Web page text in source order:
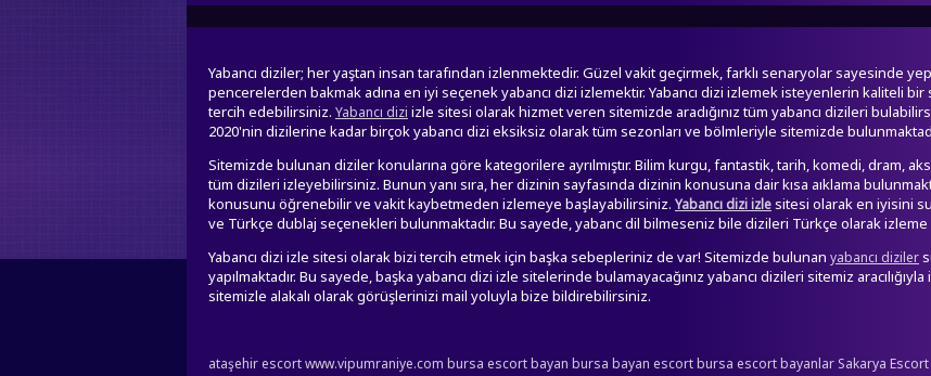
Yabancı diziler; her yaştan insan tarafından izlenmektedir. Güzel vakit geçirmek, farklı senaryolar sayesinde
pencerelerden bakmak adına en iyi seçenek yabancı dizi izlemektir. Yabancı dizi izlemek isteyenlerin kaliteli
tercih edebilirsiniz. Yabancı dizi izle sitesi olarak hizmet veren sitemizde aradığınız tüm yabancı dizileri
2020'nin dizilerine kadar birçok yabancı dizi eksiksiz olarak tüm sezonları ve bölmleriyle sitemizde
Sitemizde bulunan diziler konularına göre kategorilere ayrılmıştır. Bilim kurgu, fantastik, tarih, komedi, dram,
tüm dizileri izleyebilirsiniz. Bunun yanı sıra, her dizinin sayfasında dizinin konusuna dair kısa aıklama
konusunu öğrenebilir ve vakit kaybetmeden izlemeye başlayabilirsiniz. Yabancı dizi izlesitesi olarak en iyisini
ve Türkçe dublaj seçenekleri bulunmaktadır. Bu sayede, yabanc dil bilmeseniz bile dizileri Türkçe olarak izleme
Yabancı dizi izle sitesi olarak bizi tercih etmek için başka sebepleriniz de var! Sitemizde bulunan yabancı diziler
yapılmaktadır. Bu sayede, başka yabancı dizi izle sitelerinde bulamayacağınız yabancı dizileri sitemiz
sitemizle alakalı olarak görüşlerinizi mail yoluyla bize bildirebilirsiniz.
ataşehir escortwww.vipumraniye.com bursa escort bayan bursa bayan escortbursa escort bayanlar Sakarya Escort